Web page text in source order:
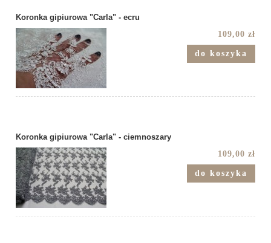
Koronka gipiurowa "Carla" - ecru
109,00 zł
do koszyka
Koronka gipiurowa "Carla" - ciemnoszary
109,00 zł
do koszyka